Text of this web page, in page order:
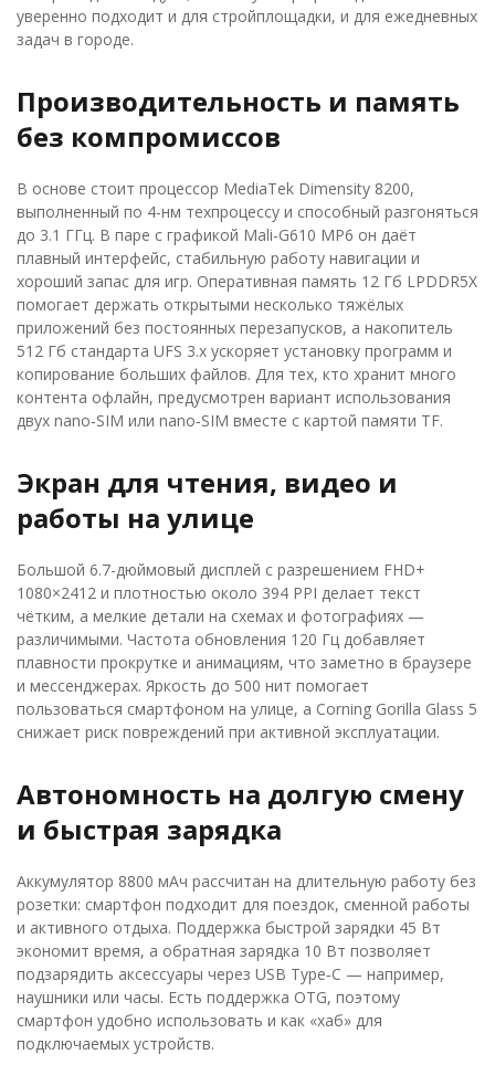
уверенно подходит и для стройплощадки, и для ежедневных
задач в городе.
Производительность и память
без компромиссов
В основе стоит процессор MediaTek Dimensity 8200,
выполненный по 4-нм техпроцессу и способный разгоняться
до 3.1 ГГц. В паре с графикой Mali-G610 MP6 он даёт
плавный интерфейс, стабильную работу навигации и
хороший запас для игр. Оперативная память 12 Гб LPDDR5X
помогает держать открытыми несколько тяжёлых
приложений без постоянных перезапусков, а накопитель
512 Гб стандарта UFS 3.x ускоряет установку программ и
копирование больших файлов. Для тех, кто хранит много
контента офлайн, предусмотрен вариант использования
двух nano‑SIM или nano‑SIM вместе с картой памяти TF.
Экран для чтения, видео и
работы на улице
Большой 6.7-дюймовый дисплей с разрешением FHD+
1080×2412 и плотностью около 394 PPI делает текст
чётким, а мелкие детали на схемах и фотографиях —
различимыми. Частота обновления 120 Гц добавляет
плавности прокрутке и анимациям, что заметно в браузере
и мессенджерах. Яркость до 500 нит помогает
пользоваться смартфоном на улице, а Corning Gorilla Glass 5
снижает риск повреждений при активной эксплуатации.
Автономность на долгую смену
и быстрая зарядка
Аккумулятор 8800 мАч рассчитан на длительную работу без
розетки: смартфон подходит для поездок, сменной работы
и активного отдыха. Поддержка быстрой зарядки 45 Вт
экономит время, а обратная зарядка 10 Вт позволяет
подзарядить аксессуары через USB Type‑C — например,
наушники или часы. Есть поддержка OTG, поэтому
смартфон удобно использовать и как «хаб» для
подключаемых устройств.